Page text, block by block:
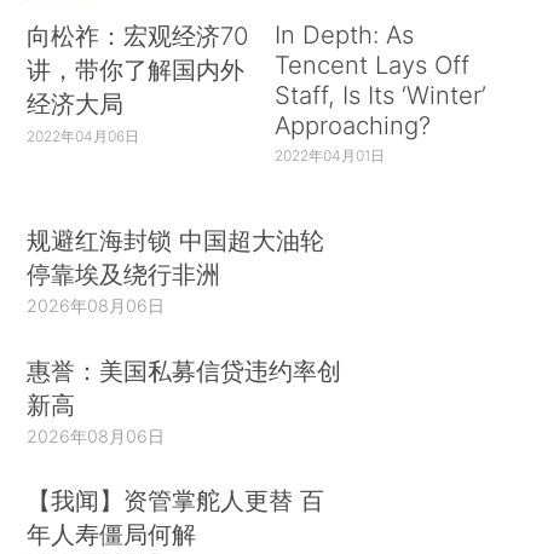
向松祚：宏观经济70
讲，带你了解国内外
经济大局
2022年04月06日
In Depth: As
Tencent Lays Off
Staff, Is Its ‘Winter’
Approaching?
2022年04月01日
规避红海封锁 中国超大油轮
停靠埃及绕行非洲
2026年08月06日
惠誉：美国私募信贷违约率创
新高
2026年08月06日
【我闻】资管掌舵人更替 百
年人寿僵局何解